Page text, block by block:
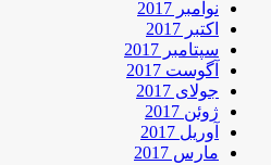
نوامبر 2017
اکتبر 2017
سپتامبر 2017
آگوست 2017
جولای 2017
ژوئن 2017
آوریل 2017
مارس 2017